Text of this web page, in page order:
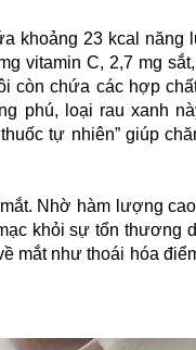
khoảng 23 kcal năng
vitamin C, 2,7 mg
còn chứa các hợp
phú, loại rau xanh
tự nhiên” giúp
Nhờ hàm lượng
khỏi sự tổn thương
mắt như thoái hóa